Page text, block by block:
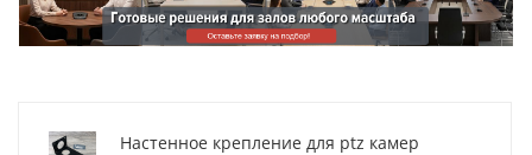
Настенное крепление для ptz камер